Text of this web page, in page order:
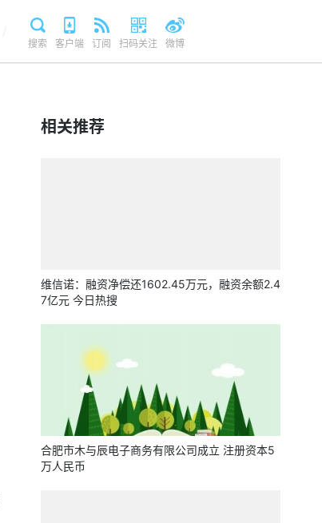
搜索 客户端 订阅 扫码关注 微博
相关推荐
维信诺：融资净偿还1602.45万元，融资余额2.4
7亿元 今日热搜
合肥市木与辰电子商务有限公司成立 注册资本5
万人民币